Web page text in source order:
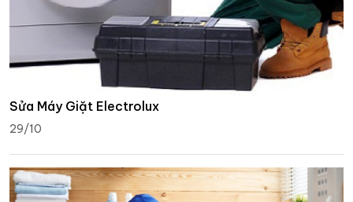
Sửa Máy Giặt Electrolux
29/10